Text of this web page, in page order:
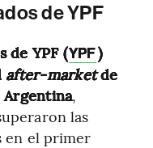
de YPF
de YPF (YPF)
after-marketde
Argentina,
las
en el primer